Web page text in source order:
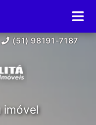
(51) 98191-7187
imóvel